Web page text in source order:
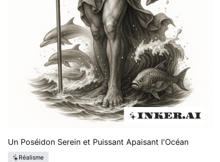
Un Poséidon Serein et Puissant Apaisant l'Océan
Réalisme